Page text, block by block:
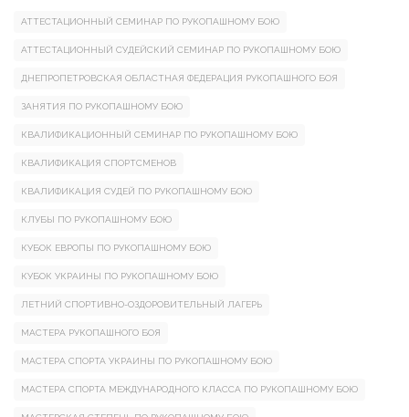
АТТЕСТАЦИОННЫЙ СЕМИНАР ПО РУКОПАШНОМУ БОЮ
АТТЕСТАЦИОННЫЙ СУДЕЙСКИЙ СЕМИНАР ПО РУКОПАШНОМУ БОЮ
ДНЕПРОПЕТРОВСКАЯ ОБЛАСТНАЯ ФЕДЕРАЦИЯ РУКОПАШНОГО БОЯ
ЗАНЯТИЯ ПО РУКОПАШНОМУ БОЮ
КВАЛИФИКАЦИОННЫЙ СЕМИНАР ПО РУКОПАШНОМУ БОЮ
КВАЛИФИКАЦИЯ СПОРТСМЕНОВ
КВАЛИФИКАЦИЯ СУДЕЙ ПО РУКОПАШНОМУ БОЮ
КЛУБЫ ПО РУКОПАШНОМУ БОЮ
КУБОК ЕВРОПЫ ПО РУКОПАШНОМУ БОЮ
КУБОК УКРАИНЫ ПО РУКОПАШНОМУ БОЮ
ЛЕТНИЙ СПОРТИВНО-ОЗДОРОВИТЕЛЬНЫЙ ЛАГЕРЬ
МАСТЕРА РУКОПАШНОГО БОЯ
МАСТЕРА СПОРТА УКРАИНЫ ПО РУКОПАШНОМУ БОЮ
МАСТЕРА СПОРТА МЕЖДУНАРОДНОГО КЛАССА ПО РУКОПАШНОМУ БОЮ